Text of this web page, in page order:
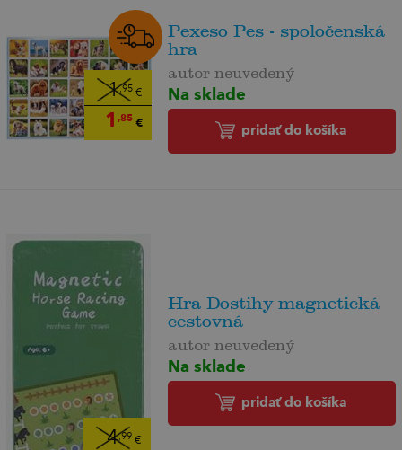
1,95€
1 ,85€
Pexeso Pes - spoločenská
hra
autor neuvedený
Na sklade
pridať do košíka
4,99 €
Hra Dostihy magnetická
cestovná
autor neuvedený
Na sklade
pridať do košíka